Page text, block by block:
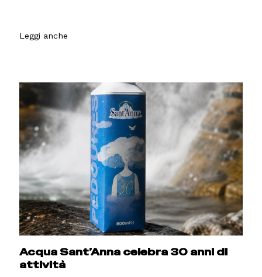
Leggi anche
Acqua Sant’Anna celebra 30 anni di
attività